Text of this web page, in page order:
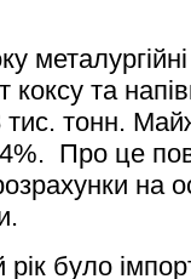
коксу та
тис. тонн.
Про це
на
було